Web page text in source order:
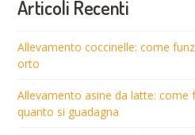
Articoli Recenti
Allevamento coccinelle: come
orto
Allevamento asine da latte: come
quanto si guadagna